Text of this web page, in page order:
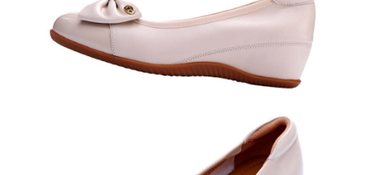
kelulusan boleh sehingga NT$10,000. Jika pengguna tidak membuat
pembayaran dalam tempoh tersebut, yuran pembayaran lewat sebanyak
20% setahun akan dikenakan. Pengguna bawah umur dikehendaki
mendapatkan kebenaran daripada ibu bapa atau penjaga yang sah
untuk menggunakan AFTEE.
penggunaan pada data peribadi. Jika anda tidak bersetuju dengan data
peribadi yang disenaraikan seperti di atas akan dikumpul dan digunakan
oleh AFTEE, sila jangan gunakan perkhidmatan ini.